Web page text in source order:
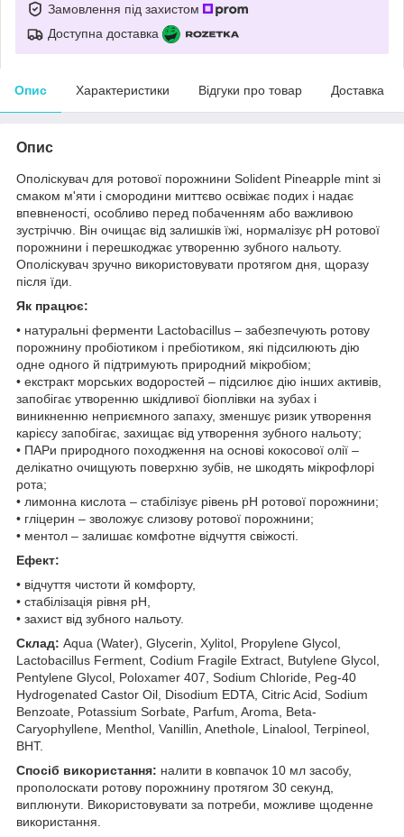
Замовлення під захистом
Доступна доставка
Опис Характеристики Відгуки про товар Доставка
Опис
Ополіскувач для ротової порожнини Solident Pineapple mint зі
смаком м'яти і смородини миттєво освіжає подих і надає
впевненості, особливо перед побаченням або важливою
зустріччю. Він очищає від залишків їжі, нормалізує pH ротової
порожнини і перешкоджає утворенню зубного нальоту.
Ополіскувач зручно використовувати протягом дня, щоразу
після їди.
Як працює:
• натуральні ферменти Lactobacillus – забезпечують ротову
порожнину пробіотиком і пребіотиком, які підсилюють дію
одне одного й підтримують природний мікробіом;
• екстракт морських водоростей – підсилює дію інших активів,
запобігає утворенню шкідливої біоплівки на зубах і
виникненню неприємного запаху, зменшує ризик утворення
карієсу запобігає, захищає від утворення зубного нальоту;
• ПАРи природного походження на основі кокосової олії –
делікатно очищують поверхню зубів, не шкодять мікрофлорі
рота;
• лимонна кислота – стабілізує рівень рН ротової порожнини;
• гліцерин – зволожує слизову ротової порожнини;
• ментол – залишає комфотне відчуття свіжості.
Ефект:
• відчуття чистоти й комфорту,
• стабілізація рівня рН,
• захист від зубного нальоту.
Склад: Aqua (Water), Glycerin, Xylitol, Propylene Glycol,
Lactobacillus Ferment, Codium Fragile Extract, Butylene Glycol,
Pentylene Glycol, Poloxamer 407, Sodium Chloride, Peg-40
Hydrogenated Castor Oil, Disodium EDTA, Citric Acid, Sodium
Benzoate, Potassium Sorbate, Parfum, Aroma, Beta-
Caryophyllene, Menthol, Vanillin, Anethole, Linalool, Terpineol,
BHT.
Спосіб використання: налити в ковпачок 10 мл засобу,
прополоскати ротову порожнину протягом 30 секунд,
виплюнути. Використовувати за потреби, можливе щоденне
використання.